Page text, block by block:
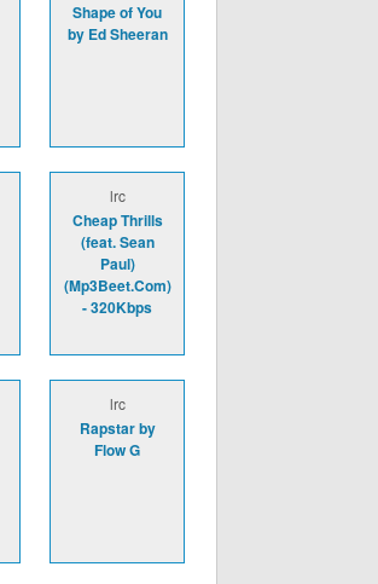
Shape of You
by Ed Sheeran
lrc
Cheap Thrills
(feat. Sean
Paul)
(Mp3Beet.Com)
- 320Kbps
lrc
Rapstar by
Flow G